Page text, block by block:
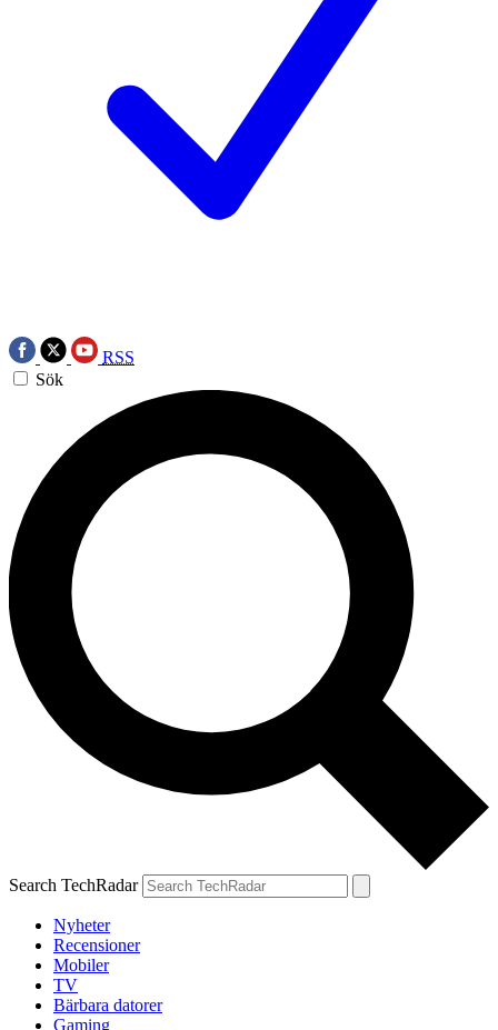
RSS
Sök
Search TechRadar
Nyheter
Recensioner
Mobiler
TV
Bärbara datorer
Gaming